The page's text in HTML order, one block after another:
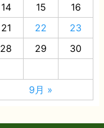
14 15
16
21 22
23
28 29
30
9月 »